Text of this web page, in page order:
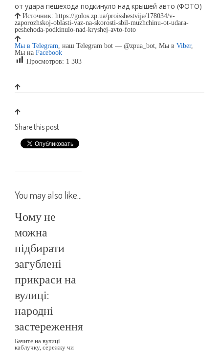
от удара пешехода подкинуло над крышей авто (ФОТО)
Источник: https://golos.zp.ua/proisshestvija/178034/v-
zaporozhskoj-oblasti-vaz-na-skorosti-sbil-muzhchinu-ot-udara-
peshehoda-podkinulo-nad-kryshej-avto-foto
Мы в Telegram , наш Telegram bot — @zpua_bot, Мы в Viber,
Мы на Facebook
Просмотров: 1 303
Share this post
You may also like...
Чому не
можна
підбирати
загублені
прикраси на
вулиці:
народні
застереження
Бачите на вулиці
каблучку, сережку чи